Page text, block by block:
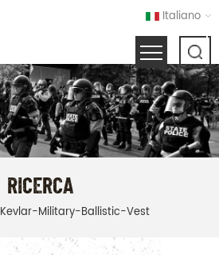
Italiano
RICERCA
Kevlar-Military-Ballistic-Vest